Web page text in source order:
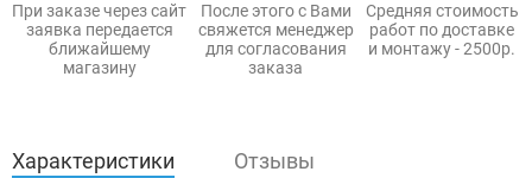
При заказе через сайт
заявка передается
ближайшему
магазину
После этого с Вами
свяжется менеджер
для согласования
заказа
Средняя стоимость
работ по доставке
и монтажу - 2500р.
Характеристики Отзывы